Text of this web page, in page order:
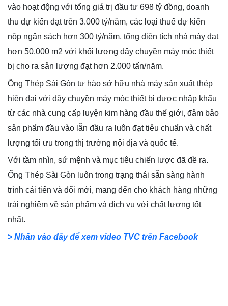
vào hoạt động với tổng giá trị đầu tư 698 tỷ đồng, doanh
thu dự kiến đạt trên 3.000 tỷ/năm, các loại thuế dự kiến
nộp ngân sách hơn 300 tỷ/năm, tổng diện tích nhà máy đạt
hơn 50.000 m2 với khối lượng dây chuyền máy móc thiết
bị cho ra sản lượng đạt hơn 2.000 tấn/năm.
Ống Thép Sài Gòn tự hào sở hữu nhà máy sản xuất thép
hiện đại với dây chuyền máy móc thiết bị được nhập khẩu
từ các nhà cung cấp luyện kim hàng đầu thế giới, đảm bảo
sản phẩm đầu vào lẫn đầu ra luôn đạt tiêu chuẩn và chất
lượng tối ưu trong thị trường nội địa và quốc tế.
Với tầm nhìn, sứ mệnh và mục tiêu chiến lược đã đề ra.
Ống Thép Sài Gòn luôn trong trạng thái sẵn sàng hành
trình cải tiến và đổi mới, mang đến cho khách hàng những
trải nghiệm về sản phẩm và dịch vụ với chất lượng tốt
nhất.
> Nhấn vào đây để xem video TVC trên Facebook